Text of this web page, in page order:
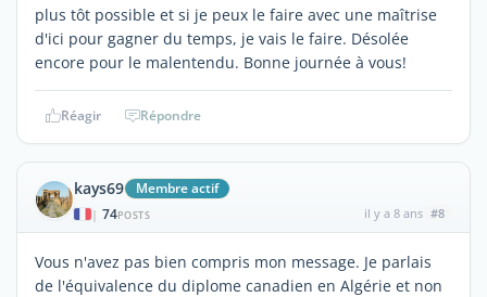
plus tôt possible et si je peux le faire avec une maîtrise
d'ici pour gagner du temps, je vais le faire. Désolée
encore pour le malentendu. Bonne journée à vous!
Réagir Répondre
kays69 Membre actif
| 74POSTS il y a 8 ans #8
Vous n'avez pas bien compris mon message. Je parlais
de l'équivalence du diplome canadien en Algérie et non